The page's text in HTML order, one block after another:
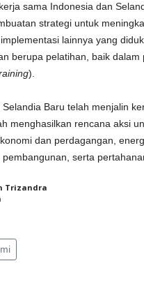
sama Indonesia dan
strategi untuk
lainnya yang
berupa pelatihan, baik dalam
).
Baru telah menjalin
menghasilkan rencana aksi
dan perdagangan,
serta
Trizandra